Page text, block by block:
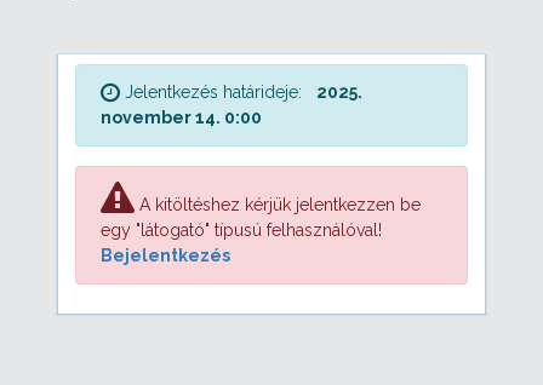
Jelentkezés határideje:
2025.
november 14. 0:00
A kitöltéshez kérjük jelentkezzen be
egy "látogató" típusú felhasználóval!
Bejelentkezés